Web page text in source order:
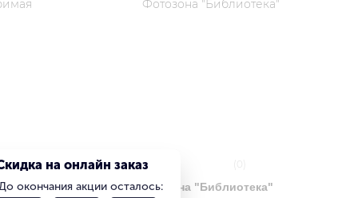
школа" Фотозона "Библиотека"
на онлайн заказ
окончания акции осталось: